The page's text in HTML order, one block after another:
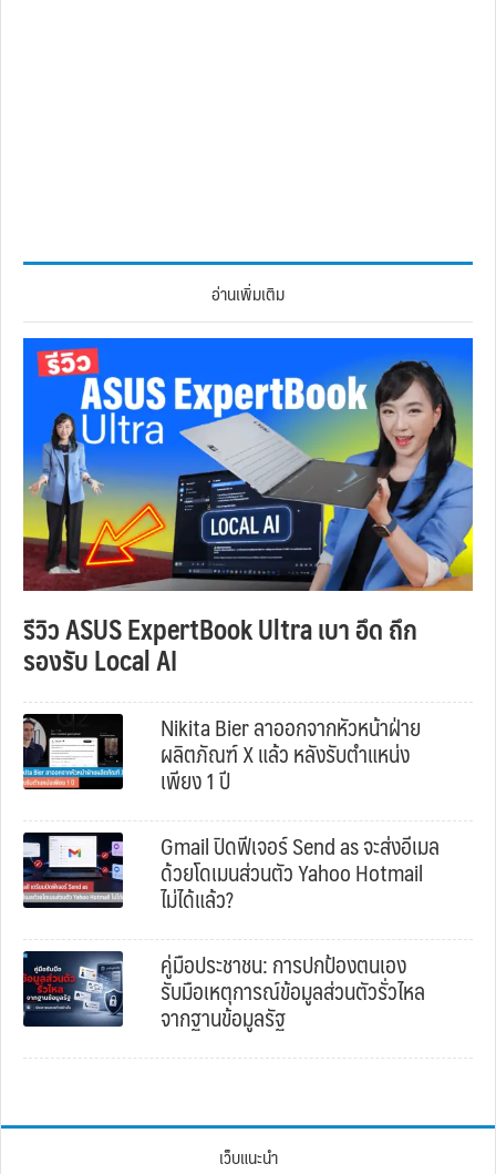
อ่านเพิ่มเติม
รีวิว ASUS ExpertBook Ultra เบา อึด ถึก
รองรับ Local AI
Nikita Bier ลาออกจากหัวหน้าฝ่าย
ผลิตภัณฑ์ X แล้ว หลังรับตำแหน่ง
เพียง 1 ปี
Gmail ปิดฟีเจอร์ Send as จะส่งอีเมล
ด้วยโดเมนส่วนตัว Yahoo Hotmail
ไม่ได้แล้ว?
คู่มือประชาชน: การปกป้องตนเอง
รับมือเหตุการณ์ข้อมูลส่วนตัวรั่วไหล
จากฐานข้อมูลรัฐ
เว็บแนะนำ